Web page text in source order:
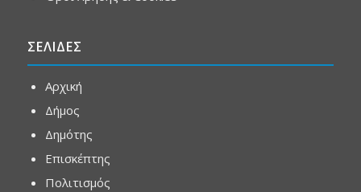
ΣΕΛΙΔΕΣ
Αρχική
Δήμος
Δημότης
Επισκέπτης
Πολιτισμός